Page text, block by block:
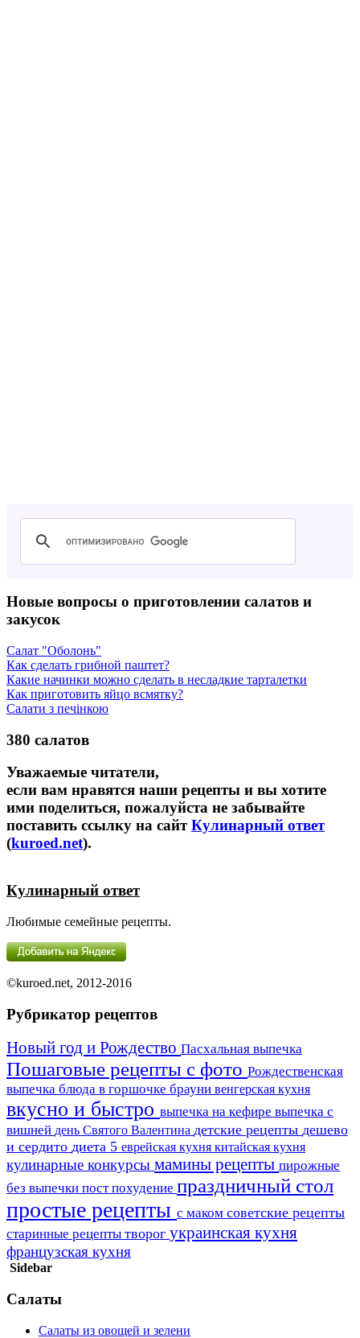
Новые вопросы о приготовлении салатов и
закусок
Салат "Оболонь"
Как сделать грибной паштет?
Какие начинки можно сделать в несладкие тарталетки
Как приготовить яйцо всмятку?
Салати з печінкою
380 салатов
Уважаемые читатели,
если вам нравятся наши рецепты и вы хотите
ими поделиться, пожалуйста не забывайте
поставить ссылку на сайтКулинарный ответ
(kuroed.net).
Кулинарный ответ
Любимые семейные рецепты.
©kuroed.net, 2012-2016
Рубрикатор рецептов
Новый год и Рождество Пасхальная выпечка
Пошаговые рецепты с фото Рождественская
выпечка блюда в горшочке брауни венгерская кухня
вкусно и быстро выпечка на кефире выпечка с
вишней день Святого Валентина детские рецепты дешево
и сердито диета 5 еврейская кухня китайская кухня
кулинарные конкурсы мамины рецепты пирожные
без выпечки постпохудение праздничный стол
простые рецепты с маком советские рецепты
старинные рецепты творог украинская кухня
французская кухня
Sidebar
Салаты
Салаты из овощей и зелени